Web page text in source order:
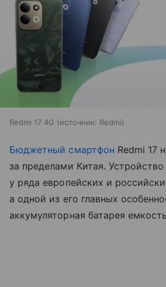
Redmi 17 4G источник: Redmi
Бюджетный смартфон Redmi 17
за пределами Китая.
у ряда европейских и
а одной из его главных
аккумуляторная батарея